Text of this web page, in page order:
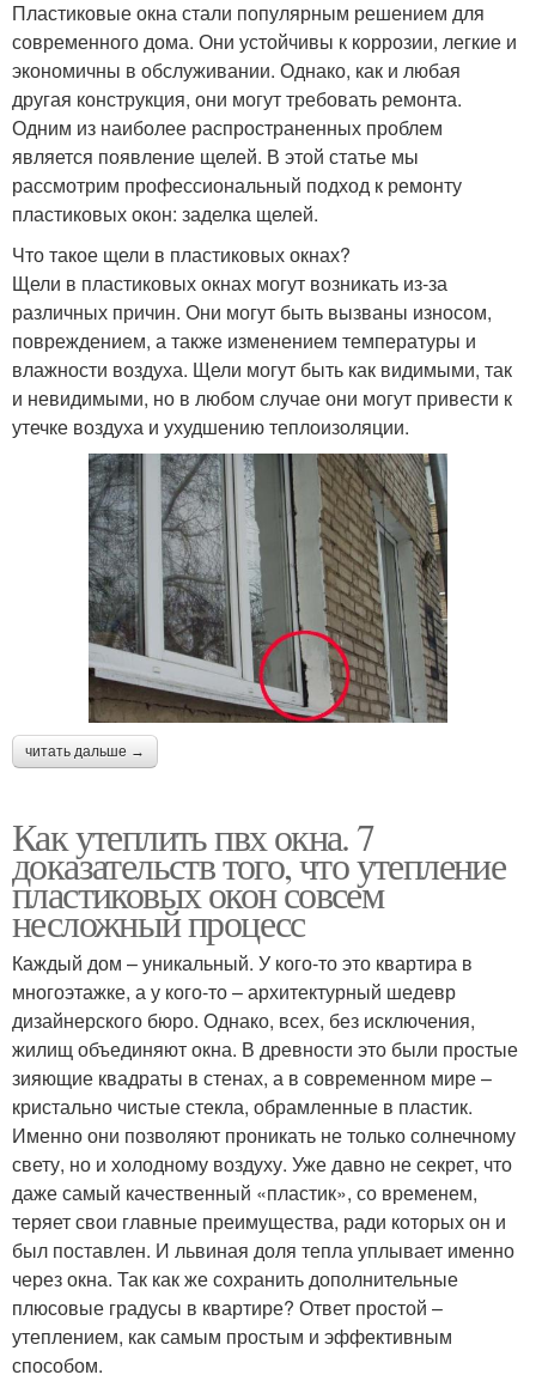
Пластиковые окна стали популярным решением для
современного дома. Они устойчивы к коррозии, легкие и
экономичны в обслуживании. Однако, как и любая
другая конструкция, они могут требовать ремонта.
Одним из наиболее распространенных проблем
является появление щелей. В этой статье мы
рассмотрим профессиональный подход к ремонту
пластиковых окон: заделка щелей.
Что такое щели в пластиковых окнах?
Щели в пластиковых окнах могут возникать из-за
различных причин. Они могут быть вызваны износом,
повреждением, а также изменением температуры и
влажности воздуха. Щели могут быть как видимыми, так
и невидимыми, но в любом случае они могут привести к
утечке воздуха и ухудшению теплоизоляции.
читать дальше →
Как утеплить пвх окна. 7
доказательств того, что утепление
пластиковых окон совсем
несложный процесс
Каждый дом – уникальный. У кого-то это квартира в
многоэтажке, а у кого-то – архитектурный шедевр
дизайнерского бюро. Однако, всех, без исключения,
жилищ объединяют окна. В древности это были простые
зияющие квадраты в стенах, а в современном мире –
кристально чистые стекла, обрамленные в пластик.
Именно они позволяют проникать не только солнечному
свету, но и холодному воздуху. Уже давно не секрет, что
даже самый качественный «пластик», со временем,
теряет свои главные преимущества, ради которых он и
был поставлен. И львиная доля тепла уплывает именно
через окна. Так как же сохранить дополнительные
плюсовые градусы в квартире? Ответ простой –
утеплением, как самым простым и эффективным
способом.